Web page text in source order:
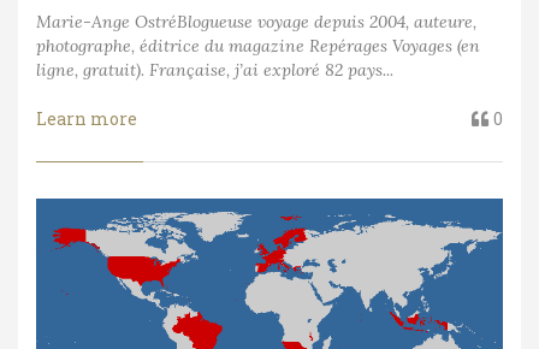
Marie-Ange OstréBlogueuse voyage depuis 2004, auteure,
photographe, éditrice du magazine Repérages Voyages (en
ligne, gratuit). Française, j’ai exploré 82 pays...
Learn more 0